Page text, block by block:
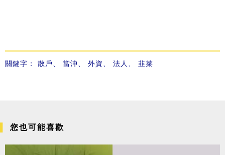
關鍵字： 散戶 當沖 外資 法人 韭菜
您也可能喜歡